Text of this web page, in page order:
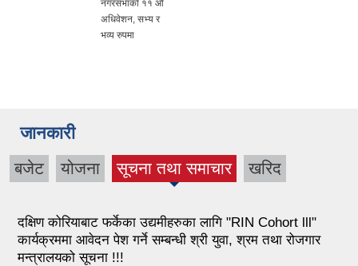
जानकारी
बजेट योजना सूचना तथा समाचार
(active tab) खरिद
दक्षिण कोरियाबाट फर्केका उद्यमीहरुका लागि "RIN Cohort lll"
कार्यक्रममा आवेदन पेश गर्ने सम्बन्धी श्री युवा, श्रम तथा रोजगार
मन्त्रालयको सूचना !!!